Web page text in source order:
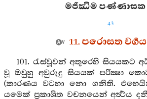
මජිඣිම පණ්ණාසක
43
11. පරොසත වර්‍ගය
101. රැස්වූවන් අතුරෙහි සියයකට
වූ ඔවුහු අවුරුදු සියයක් පරික්‍ෂා
(කාරණය වටහා නො ගනිති.
යමෙක් ප්‍රකාශිත වචනයෙන් අර්‍ත්‍ථය